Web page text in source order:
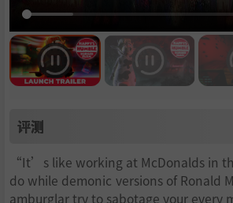
评测
“It’s like working at McDonalds in
do while demonic versions of Ronald
amburglar try to sabotage your every